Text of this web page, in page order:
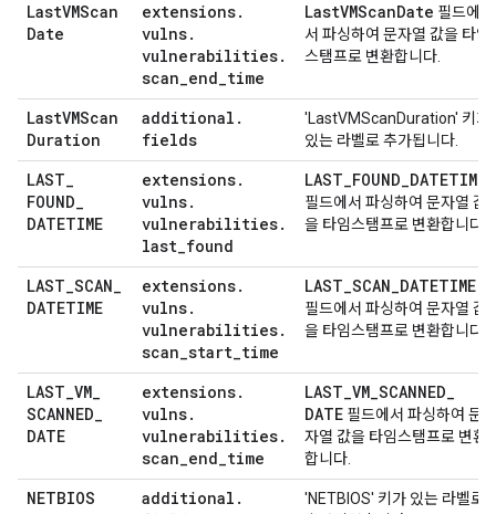
LastVMScan
Date
extensions.
vulns.
vulnerabilities.
scan_end_time
LastVMScanDate 필드에
서 파싱하여 문자열 값을 타임
스탬프로 변환합니다.
LastVMScan
Duration
additional .
fields
'LastVMScanDuration' 키가
있는 라벨로 추가됩니다.
LAST_
FOUND_
DATETIME
extensions.
vulns.
vulnerabilities.
last_found
LAST_FOUND_DATETIME
필드에서 파싱하여 문자열 값
을 타임스탬프로 변환합니다.
LAST_SCAN_
DATETIME
extensions.
vulns.
vulnerabilities.
scan_start_time
LAST_SCAN_DATETIME
필드에서 파싱하여 문자열 값
을 타임스탬프로 변환합니다.
LAST_VM_
SCANNED_
DATE
extensions.
vulns.
vulnerabilities.
scan_end_time
LAST_VM_SCANNED_
DATE 필드에서 파싱하여 문
자열 값을 타임스탬프로 변환
합니다.
NETBIOS additional .
'NETBIOS' 키가 있는 라벨로